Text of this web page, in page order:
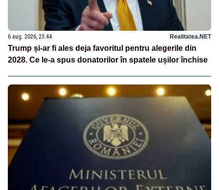
6 aug. 2026, 23:44 Realitatea.NET
Trump și-ar fi ales deja favoritul pentru alegerile din
2028. Ce le-a spus donatorilor în spatele ușilor închise